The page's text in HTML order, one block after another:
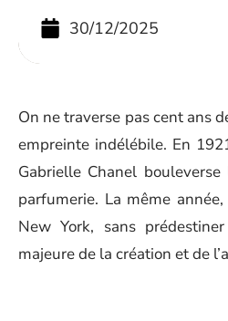
30/12/2025
On ne traverse pas cent ans
empreinte indélébile. En
Gabrielle Chanel
parfumerie. La même
New York, sans
majeure de la création et de